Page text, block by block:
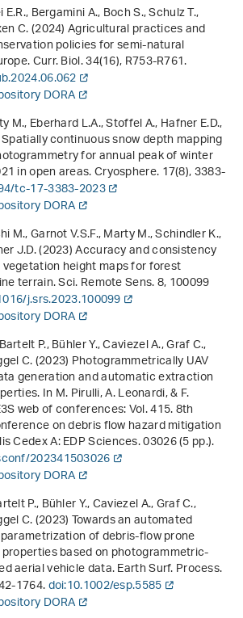
Bergamini A., Boch S., Schulz T.,
C. (2024) Agricultural practices and
policies for semi-natural
Curr. Biol.34(16), R753-R761.
DORA
M., Eberhard L.A., Stoffel A., Hafner E.D.,
continuous snow depth mapping
for annual peak of winter
in open areas. Cryosphere.17(8), 3383-
tc-17-3383-2023
DORA
M., Garnot V.S.F., Marty M., Schindler K.,
J.D. (2023) Accuracy and consistency
height maps for forest
terrain. Sci. Remote Sens.8, 100099
j.srs.2023.100099
DORA
P., Bühler Y., Caviezel A., Graf C.,
C. (2023)Photogrammetrically UAV
generation and automatic extraction
. In M. Pirulli, A. Leonardi, & F.
web of conferences: Vol. 415.8th
on debris flow hazard mitigation
Cedex A: EDP Sciences. 03026 (5 pp.).
202341503026
DORA
P., Bühler Y., Caviezel A., Graf C.,
C. (2023) Towards an automated
of debris‐flow prone
based on photogrammetric‐
aerial vehicle data. Earth Surf. Process.
1764.doi:10.1002/esp.5585
DORA